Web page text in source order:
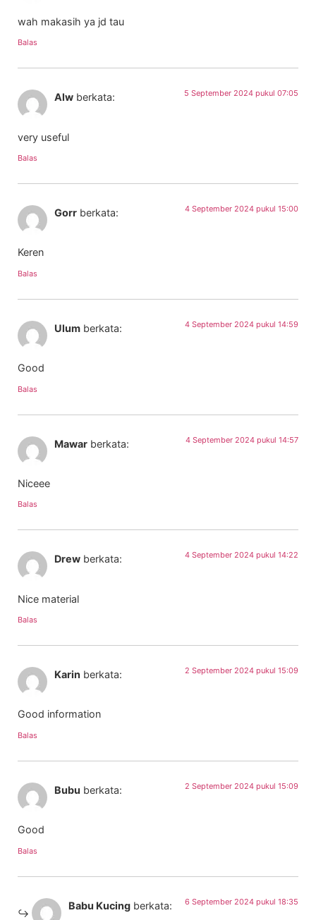
wah makasih ya jd tau
Balas
Alw berkata: 5 September 2024 pukul 07:05
very useful
Balas
Gorr berkata: 4 September 2024 pukul 15:00
Keren
Balas
Ulum berkata: 4 September 2024 pukul 14:59
Good
Balas
Mawar berkata: 4 September 2024 pukul 14:57
Niceee
Balas
Drew berkata: 4 September 2024 pukul 14:22
Nice material
Balas
Karin berkata: 2 September 2024 pukul 15:09
Good information
Balas
Bubu berkata: 2 September 2024 pukul 15:09
Good
Balas
Babu Kucing berkata: 6 September 2024 pukul 18:35